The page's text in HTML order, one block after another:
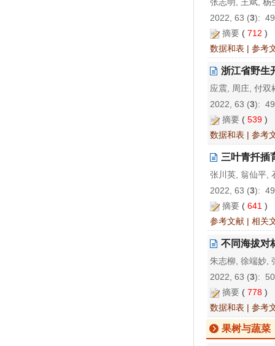
2022, 63 (3):
摘要 ( 712 )
数据和表 | 参考
浙江省野生
应震, 周庄, 付双
2022, 63 (3):
摘要 ( 539 )
数据和表 | 参考
三叶青扦插
张川英, 翁仙平,
2022, 63 (3):
摘要 ( 641 )
参考文献 | 相关
不同海拔对
朱志柳, 徐端妙,
2022, 63 (3):
摘要 ( 778 )
数据和表 | 参考
果树与蔬菜